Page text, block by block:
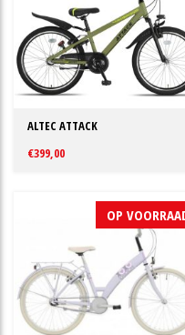
ALTEC ATTACK
€399,00
OP